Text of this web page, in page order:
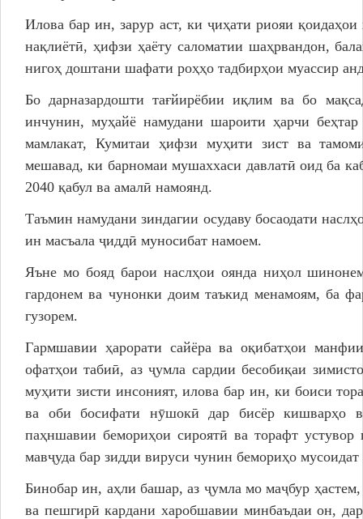
Илова бар ин, зарур аст, ки ҷиҳати риояи
нақлиётӣ, ҳифзи ҳаёту саломатии шаҳрвандон,
нигоҳ доштани шафати роҳҳо тадбирҳои муассир
Бо дарназардошти тағйирёбии иқлим ва бо
инчунин, муҳайё намудани шароити ҳарчи
мамлакат, Кумитаи ҳифзи муҳити зист ва
мешавад, ки барномаи мушаххаси давлатӣ оид ба
2040 қабул ва амалӣ намоянд.
Таъмин намудани зиндагии осудаву босаодати
ин масъала ҷиддӣ муносибат намоем.
Яъне мо бояд барои наслҳои оянда ниҳол
гардонем ва чунонки доим таъкид менамоям, ба
гузорем.
Гармшавии ҳарорати сайёра ва оқибатҳои
офатҳои табиӣ, аз ҷумла сардии бесобиқаи
муҳити зисти инсоният, илова бар ин, ки боиси
ва оби босифати нӯшокӣ дар бисёр кишварҳо
паҳншавии бемориҳои сироятӣ ва торафт устувор
мавҷуда бар зидди вируси чунин бемориҳо мусоидат
Бинобар ин, аҳли башар, аз ҷумла мо маҷбур
ва пешгирӣ кардани харобшавии минбаъдаи он,